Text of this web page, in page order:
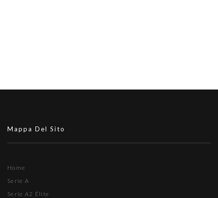
Mappa Del Sito
Home
Serie A
Serie A2 Élite